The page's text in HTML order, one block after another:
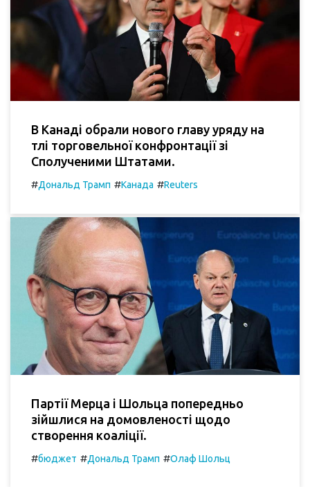
В Канаді обрали нового главу уряду на
тлі торговельної конфронтації зі
Сполученими Штатами.
#Дональд Трамп #Канада #Reuters
Партії Мерца і Шольца попередньо
зійшлися на домовленості щодо
створення коаліції.
#бюджет #Дональд Трамп #Олаф Шольц